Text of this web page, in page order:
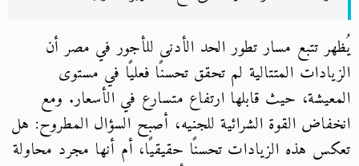
يُظهر تتبع مسار تطور الحد الأدنى للأجور في مصر أن
الزيادات المتتالية لم تحقق تحسنًا فعليًا في مستوى
المعيشة، حيث قابلها ارتفاع متسارع في الأسعار. ومع
انخفاض القوة الشرائية للجنيه، أصبح السؤال المطروح: هل
تعكس هذه الزيادات تحسنًا حقيقيًا، أم أنها مجرد محاولة